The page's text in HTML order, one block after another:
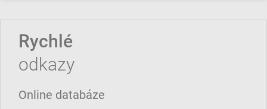
Rychlé
odkazy
Online databáze